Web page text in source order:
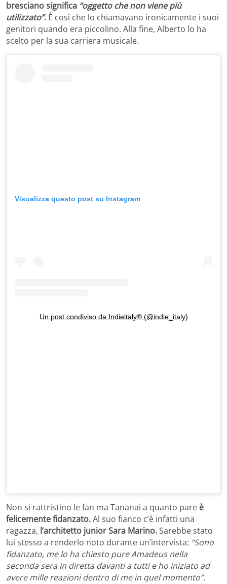
bresciano significa “oggetto che non viene più
utilizzato”. È così che lo chiamavano ironicamente i suoi
genitori quando era piccolino. Alla fine, Alberto lo ha
scelto per la sua carriera musicale.
Visualizza questo post su Instagram
Un post condiviso da Indieitaly® (@indie_italy)
Non si rattristino le fan ma Tananai a quanto pare è
felicemente fidanzato.Al suo fianco c’è infatti una
ragazza, l’architetto junior Sara Marino.Sarebbe stato
lui stesso a renderlo noto durante un’intervista: “Sono
fidanzato, me lo ha chiesto pure Amadeus nella
seconda sera in diretta davanti a tutti e ho iniziato ad
avere mille reazioni dentro di me in quel momento”.